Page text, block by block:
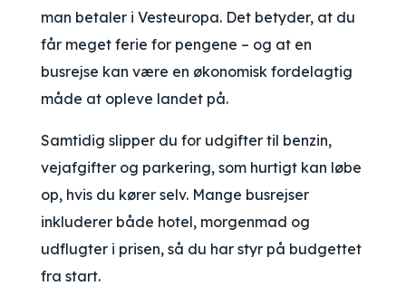
man betaler i Vesteuropa. Det betyder, at du
får meget ferie for pengene – og at en
busrejse kan være en økonomisk fordelagtig
måde at opleve landet på.
Samtidig slipper du for udgifter til benzin,
vejafgifter og parkering, som hurtigt kan løbe
op, hvis du kører selv. Mange busrejser
inkluderer både hotel, morgenmad og
udflugter i prisen, så du har styr på budgettet
fra start.